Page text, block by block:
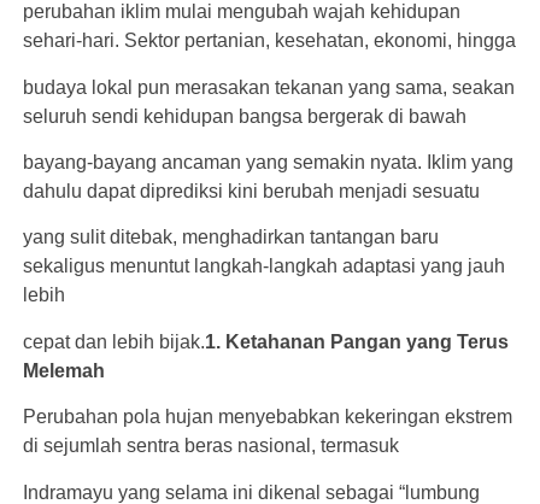
perubahan iklim mulai mengubah wajah kehidupan
sehari-hari. Sektor pertanian, kesehatan, ekonomi, hingga
budaya lokal pun merasakan tekanan yang sama, seakan
seluruh sendi kehidupan bangsa bergerak di bawah
bayang-bayang ancaman yang semakin nyata. Iklim yang
dahulu dapat diprediksi kini berubah menjadi sesuatu
yang sulit ditebak, menghadirkan tantangan baru
sekaligus menuntut langkah-langkah adaptasi yang jauh
lebih
cepat dan lebih bijak.1. Ketahanan Pangan yang Terus
Melemah
Perubahan pola hujan menyebabkan kekeringan ekstrem
di sejumlah sentra beras nasional, termasuk
Indramayu yang selama ini dikenal sebagai “lumbung